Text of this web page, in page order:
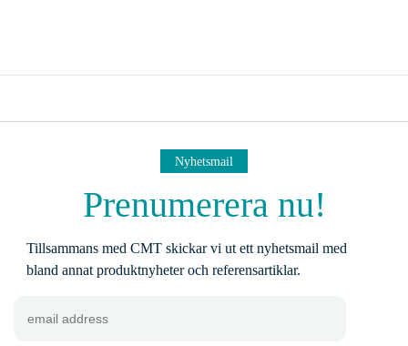
Nyhetsmail
Prenumerera nu!
Tillsammans med CMT skickar vi ut ett nyhetsmail med
bland annat produktnyheter och referensartiklar.